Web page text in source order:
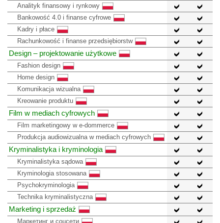
Analityk finansowy i rynkowy
Bankowość 4.0 i finanse cyfrowe
Kadry i płace
Rachunkowość i finanse przedsiębiorstw
Design – projektowanie użytkowe
Fashion design
Home design
Komunikacja wizualna
Kreowanie produktu
Film w mediach cyfrowych
Film marketingowy w e-dommerce
Produkcja audiowizualna w mediach cyfrowych
Kryminalistyka i kryminologia
Kryminalistyka sądowa
Kryminologia stosowana
Psychokryminologia
Technika kryminalistyczna
Marketing i sprzedaż
Маркетинг и соцсети